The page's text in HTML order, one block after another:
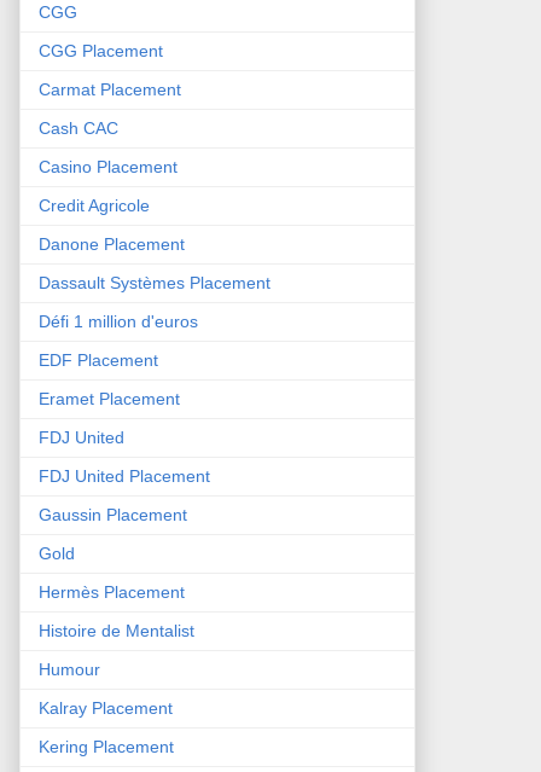
CGG
CGG Placement
Carmat Placement
Cash CAC
Casino Placement
Credit Agricole
Danone Placement
Dassault Systèmes Placement
Défi 1 million d'euros
EDF Placement
Eramet Placement
FDJ United
FDJ United Placement
Gaussin Placement
Gold
Hermès Placement
Histoire de Mentalist
Humour
Kalray Placement
Kering Placement